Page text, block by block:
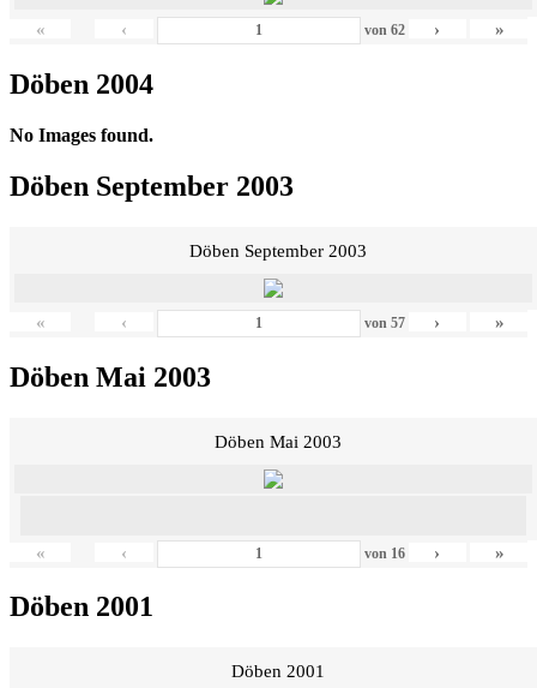
« ‹ von 62 › »
Döben 2004
No Images found.
Döben September 2003
Döben September 2003
« ‹ von 57 › »
Döben Mai 2003
Döben Mai 2003
« ‹ von 16 › »
Döben 2001
Döben 2001